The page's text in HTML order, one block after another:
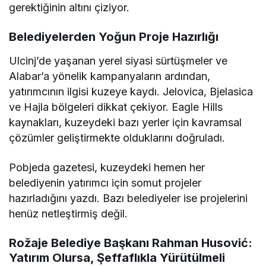
gerektiğinin altını çiziyor.
Belediyelerden Yoğun Proje Hazırlığı
Ulcinj’de yaşanan yerel siyasi sürtüşmeler ve
Alabar’a yönelik kampanyaların ardından,
yatırımcının ilgisi kuzeye kaydı. Jelovica, Bjelasica
ve Hajla bölgeleri dikkat çekiyor. Eagle Hills
kaynakları, kuzeydeki bazı yerler için kavramsal
çözümler geliştirmekte olduklarını doğruladı.
Pobjeda gazetesi, kuzeydeki hemen her
belediyenin yatırımcı için somut projeler
hazırladığını yazdı. Bazı belediyeler ise projelerini
henüz netleştirmiş değil.
Rožaje Belediye Başkanı Rahman Husović:
Yatırım Olursa, Şeffaflıkla Yürütülmeli